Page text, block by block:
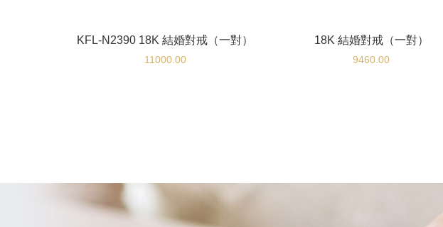
KFL-N2390 18K 結婚對戒（一對）
11000.00
18K 結婚對戒（一對）
9460.00